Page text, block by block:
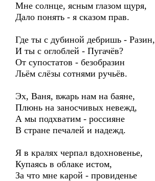
Мне солнце, ясным глазом щуря,
Дало понять - я сказом прав.
Где ты с дубиной дебришь - Разин,
И ты с оглоблей - Пугачёв?
От супостатов - безобразин
Льём слёзы сотнями ручьёв.
Эх, Ваня, вжарь нам на баяне,
Плюнь на заносчивых невежд,
А мы подхватим - россияне
В стране печалей и надежд.
Я в кралях черпал вдохновенье,
Купаясь в облаке истом,
За что мне карой - провиденье